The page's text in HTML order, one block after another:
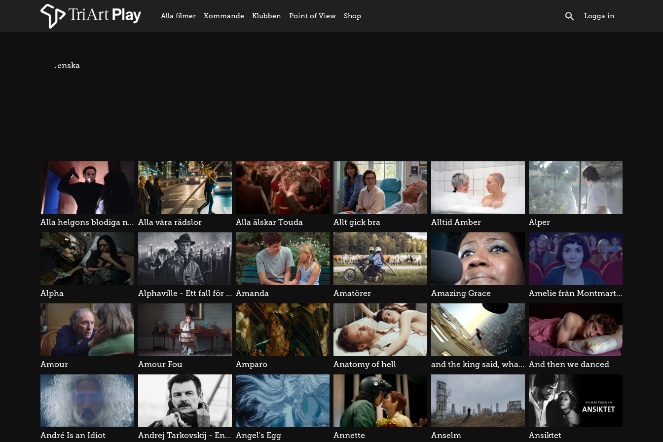
Alla filmer Kommande Klubben Point of View Shop Logga in
Alla helgons blodiga natt 4: Michael Myers återkomst Alla våra rädslor Alla älskar Touda Allt gick bra Alltid Amber Alper
Alpha Alphaville - Ett fall för Lemmy Caution Amanda Amatörer Amazing Grace Amelie från Montmartre
Amour Amour Fou Amparo Anatomy of hell and the king said, what a FANTASTIC MACHINE! And then we danced
André Is an Idiot Andrej Tarkovskij - En filmares bön Angel's Egg Annette Anselm Ansiktet